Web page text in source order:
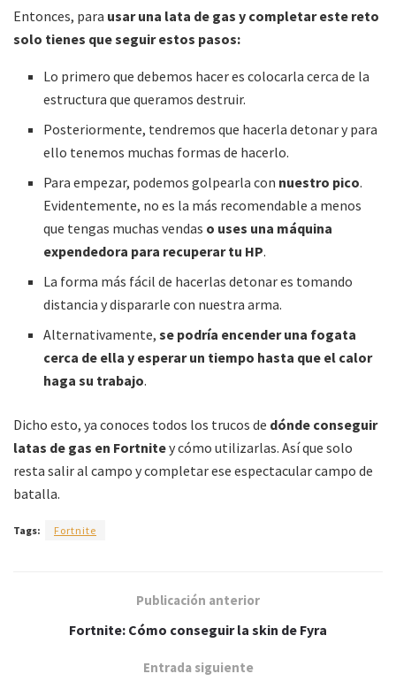
Entonces, para usar una lata de gas y completar este reto
solo tienes que seguir estos pasos:
Lo primero que debemos hacer es colocarla cerca de la
estructura que queramos destruir.
Posteriormente, tendremos que hacerla detonar y para
ello tenemos muchas formas de hacerlo.
Para empezar, podemos golpearla con nuestro pico.
Evidentemente, no es la más recomendable a menos
que tengas muchas vendas o uses una máquina
expendedora para recuperar tu HP.
La forma más fácil de hacerlas detonar es tomando
distancia y dispararle con nuestra arma.
Alternativamente,se podría encender una fogata
cerca de ella y esperar un tiempo hasta que el calor
haga su trabajo.
Dicho esto, ya conoces todos los trucos de dónde conseguir
latas de gas en Fortnitey cómo utilizarlas. Así que solo
resta salir al campo y completar ese espectacular campo de
batalla.
Tags: Fortnite
Publicación anterior
Fortnite: Cómo conseguir la skin de Fyra
Entrada siguiente